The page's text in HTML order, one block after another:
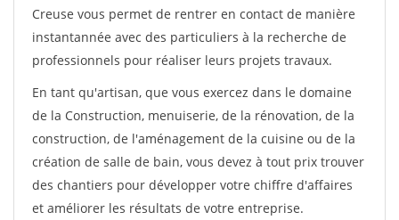
Creuse vous permet de rentrer en contact de manière
instantannée avec des particuliers à la recherche de
professionnels pour réaliser leurs projets travaux.
En tant qu'artisan, que vous exercez dans le domaine
de la Construction, menuiserie, de la rénovation, de la
construction, de l'aménagement de la cuisine ou de la
création de salle de bain, vous devez à tout prix trouver
des chantiers pour développer votre chiffre d'affaires
et améliorer les résultats de votre entreprise.